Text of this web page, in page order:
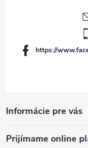
Informácie pre vás
https://
Prijímame online